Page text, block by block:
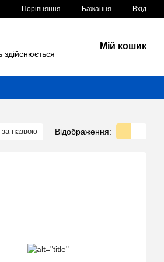
Порівняння Бажання Вхід
здійснюється
Мій кошик
за назвою Відображення: